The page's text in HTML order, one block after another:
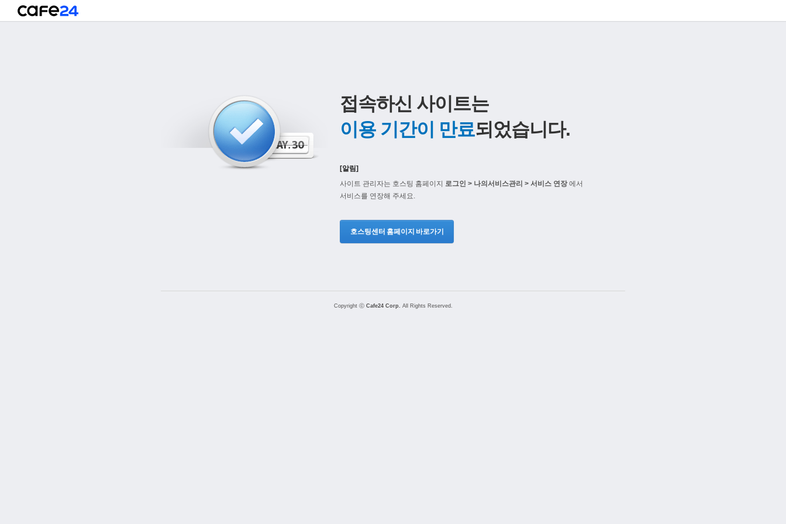
접속하신 사이트는
이용 기간이 만료되었습니다.
[알림]
사이트 관리자는 호스팅 홈페이지 로그인 > 나의서비스관리 > 서비스 연장에서
서비스를 연장해 주세요.
호스팅센터 홈페이지 바로가기
Copyright ⓒ Cafe24 Corp. All Rights Reserved.